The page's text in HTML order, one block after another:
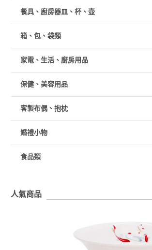
餐具、廚房器皿、杯、壺
箱、包、袋類
家電、生活、廚房用品
保健、美容用品
客製布偶、抱枕
婚禮小物
食品類
人氣商品